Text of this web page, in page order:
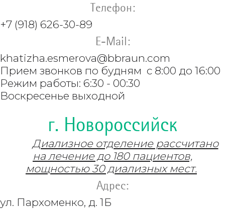
Телефон:
+7 (918) 626-30-89
E-Mail:
khatizha.esmerova@bbraun.com
Прием звонков по будням с 8:00 до 16:00
Режим работы: 6:30 - 00:30
Воскресенье выходной
г. Новороссийск
Диализное отделение рассчитано
на лечение до 180 пациентов,
мощностью 30 диализных мест.
Адрес:
ул. Пархоменко, д. 1Б